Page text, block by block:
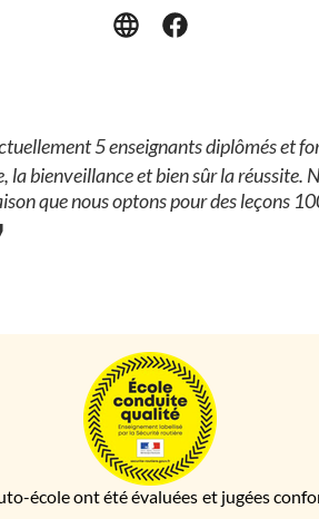
5 enseignants diplômés et
la bienveillance et bien sûr la réussite.
que nous optons pour des leçons
école ont été évaluées et jugées